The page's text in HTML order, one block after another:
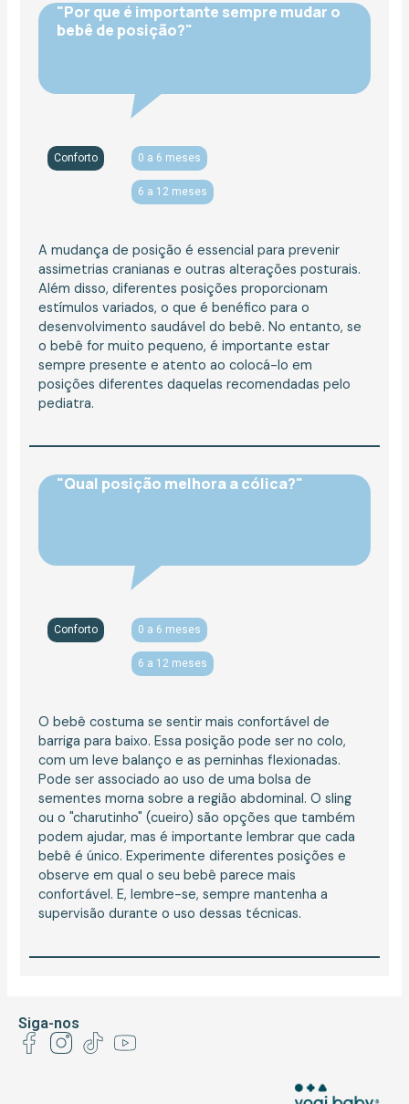
"Por que é importante sempre mudar o
bebê de posição?"
Conforto 0 a 6 meses
6 a 12 meses
A mudança de posição é essencial para prevenir
assimetrias cranianas e outras alterações posturais.
Além disso, diferentes posições proporcionam
estímulos variados, o que é benéfico para o
desenvolvimento saudável do bebê. No entanto, se
o bebê for muito pequeno, é importante estar
sempre presente e atento ao colocá-lo em
posições diferentes daquelas recomendadas pelo
pediatra.
"Qual posição melhora a cólica?"
Conforto 0 a 6 meses
6 a 12 meses
O bebê costuma se sentir mais confortável de
barriga para baixo. Essa posição pode ser no colo,
com um leve balanço e as perninhas flexionadas.
Pode ser associado ao uso de uma bolsa de
sementes morna sobre a região abdominal. O sling
ou o "charutinho"(cueiro) são opções que também
podem ajudar, mas é importante lembrar que cada
bebê é único. Experimente diferentes posições e
observe em qual o seu bebê parece mais
confortável. E, lembre-se, sempre mantenha a
supervisão durante o uso dessas técnicas.
Siga-nos